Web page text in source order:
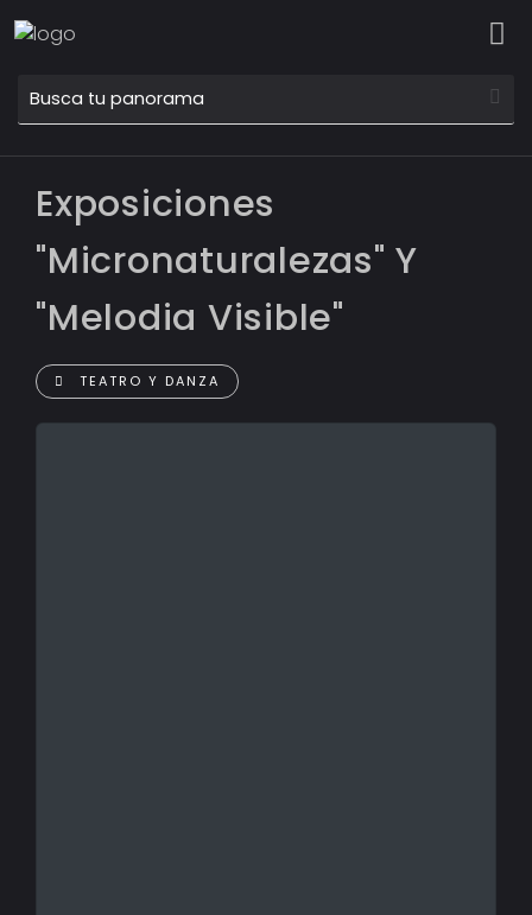
Exposiciones
"Micronaturalezas" Y
"Melodia Visible"
TEATRO Y DANZA